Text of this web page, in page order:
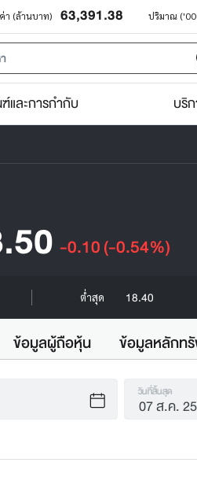
า (ล้านบาท) 63,391.38 ปริมาณ
และการกำกับ บริ
-0.10(-0.54%)
ต่ำสุด 18.40
ข้อมูลผู้ถือหุ้น ข้อมูลหลักท
วันที่สิ้นสุด